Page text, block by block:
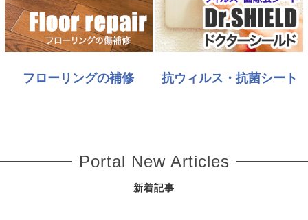
フローリングの補修 抗ウィルス・抗菌シート
Portal New Articles
新着記事